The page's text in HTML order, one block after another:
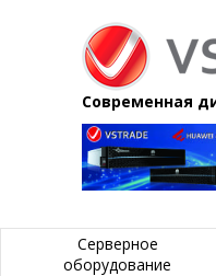
Современная
Серверное
оборудование